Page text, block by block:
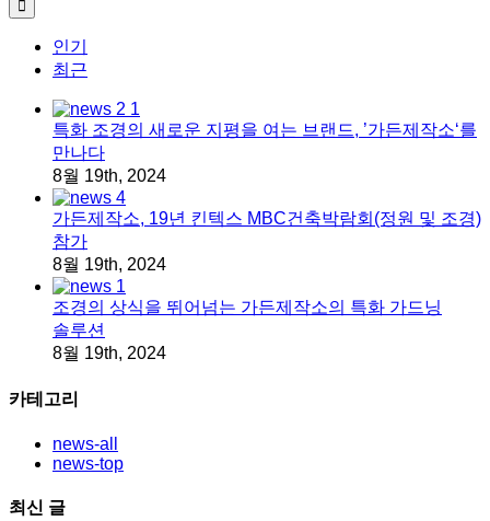
인기
최근
특화 조경의 새로운 지평을 여는 브랜드, ’가든제작소‘를
만나다
8월 19th, 2024
가든제작소, 19년 킨텍스 MBC건축박람회(정원 및 조경)
참가
8월 19th, 2024
조경의 상식을 뛰어넘는 가든제작소의 특화 가드닝
솔루션
8월 19th, 2024
카테고리
news-all
news-top
최신 글